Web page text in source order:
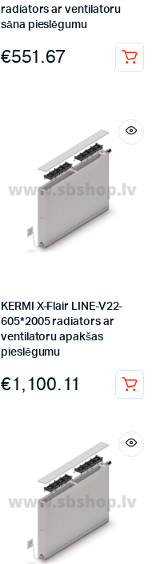
radiators ar ventilatoru
sāna pieslēgumu
€551.67
KERMI X-Flair LINE-V22-
605*2005 radiators ar
ventilatoru apakšas
pieslēgumu
€1,100.11